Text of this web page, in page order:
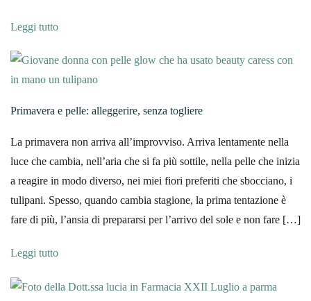
Leggi tutto
Primavera e pelle: alleggerire, senza togliere
La primavera non arriva all’improvviso. Arriva lentamente nella
luce che cambia, nell’aria che si fa più sottile, nella pelle che inizia
a reagire in modo diverso, nei miei fiori preferiti che sbocciano, i
tulipani. Spesso, quando cambia stagione, la prima tentazione è
fare di più, l’ansia di prepararsi per l’arrivo del sole e non fare […]
Leggi tutto